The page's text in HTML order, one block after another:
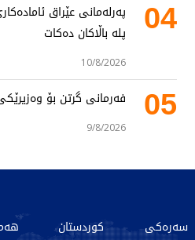
04
پەرلەمانی عێراق
پلە باڵاکان دەکات
10/8/2026
05 فەرمانی گرتن بۆ
9/8/2026
سەرەکی
کوردستان